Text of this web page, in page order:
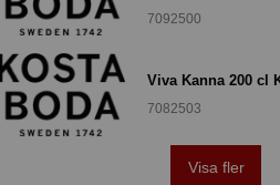
7092500
Viva Kanna 200 cl
7082503
Visa fler